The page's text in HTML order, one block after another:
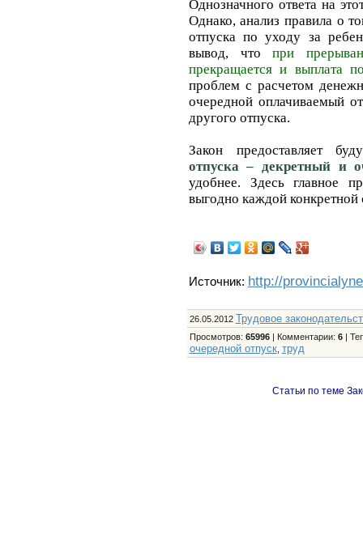
Однозначного ответа на
Однако, анализ правила о
отпуска по уходу за
вывод, чтопри
прекращается и выплата
проблем с расчетом
очередной оплачиваемый
другого отпуска.
Закон предоставляет
отпуска – декретный и
удобнее. Здесь главное
выгодно каждой конкретной
Источник: http://
26.05.2012 Трудовое
Просмотров: 65996| Комментарии: 6|
очередной отпуск, труд
Статьи по теме